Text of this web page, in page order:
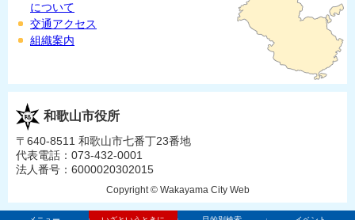
について
交通アクセス
組織案内
和歌山市役所
〒640-8511 和歌山市七番丁23番地
代表電話：073-432-0001
法人番号：6000020302015
Copyright © Wakayama City Web